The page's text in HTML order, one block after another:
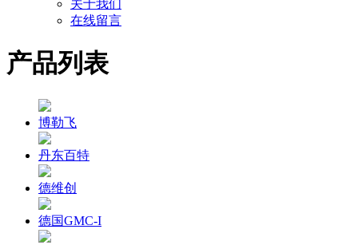
关于我们
在线留言
产品列表
博勒飞
丹东百特
德维创
德国GMC-I